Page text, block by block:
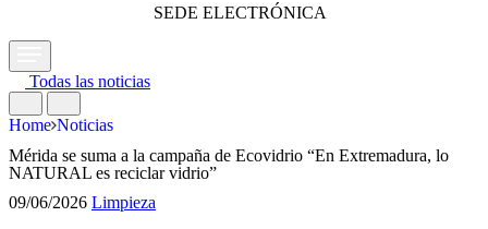
SEDE ELECTRÓNICA
Todas las noticias
Home Noticias
Mérida se suma a la campaña de Ecovidrio “En Extremadura, lo
NATURAL es reciclar vidrio”
09/06/2026 Limpieza